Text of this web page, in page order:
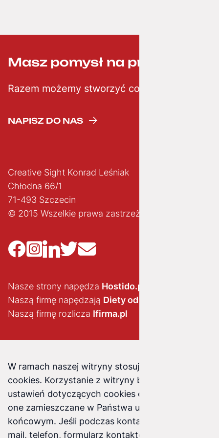
Masz pomysł na projekt? ;-)
Razem możemy stworzyć coś kreatywnego
NAPISZ DO NAS
Creative Sight Konrad Leśniak
Chłodna 66/1
71-493 Szczecin
© 2015 Wszelkie prawa zastrzeżone
Nasze strony napędza Hostido.pl
Naszą firmę napędzają Diety od brokuła
Naszą firmę rozlicza Ifirma.pl
W ramach naszej witryny stosujemy pliki
cookies. Korzystanie z witryny bez zmiany
ustawień dotyczących cookies oznacza, że będą
one zamieszczane w Państwa urządzeniu
końcowym. Jeśli podczas kontaktu z nami (e-
mail, telefon, formularz kontaktowy) podasz